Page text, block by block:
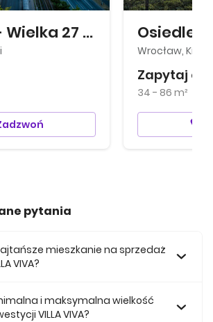
Artefakt - Wielka 27 lokale biurowe
Wrocław,
Zapytaj o
34 - 86 m²
pytania
mieszkanie na sprzedaż
VIVA?
i maksymalna wielkość
VILLA VIVA?